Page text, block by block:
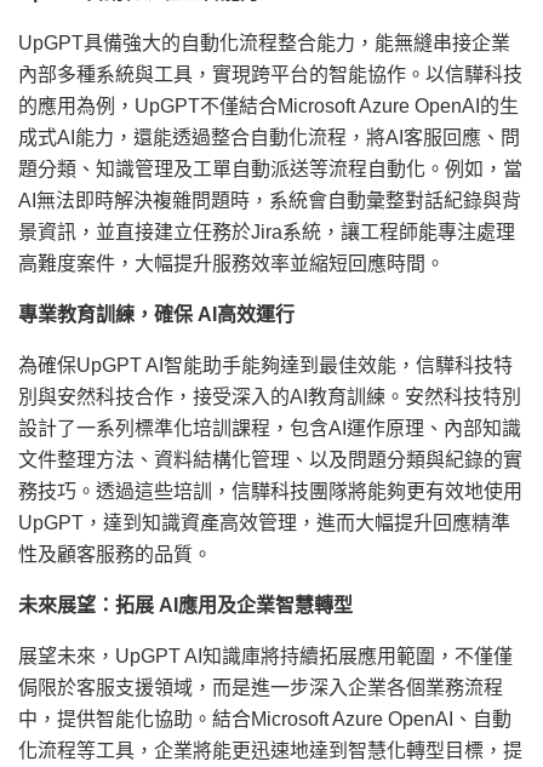
UpGPT具備強大的自動化流程整合能力，能無縫串接企業
內部多種系統與工具，實現跨平台的智能協作。以信驊科技
的應用為例，UpGPT不僅結合Microsoft Azure OpenAI的生
成式AI能力，還能透過整合自動化流程，將AI客服回應、問
題分類、知識管理及工單自動派送等流程自動化。例如，當
AI無法即時解決複雜問題時，系統會自動彙整對話紀錄與背
景資訊，並直接建立任務於Jira系統，讓工程師能專注處理
高難度案件，大幅提升服務效率並縮短回應時間。
專業教育訓練，確保 AI高效運行
為確保UpGPT AI智能助手能夠達到最佳效能，信驊科技特
別與安然科技合作，接受深入的AI教育訓練。安然科技特別
設計了一系列標準化培訓課程，包含AI運作原理、內部知識
文件整理方法、資料結構化管理、以及問題分類與紀錄的實
務技巧。透過這些培訓，信驊科技團隊將能夠更有效地使用
UpGPT，達到知識資產高效管理，進而大幅提升回應精準
性及顧客服務的品質。
未來展望：拓展 AI應用及企業智慧轉型
展望未來，UpGPT AI知識庫將持續拓展應用範圍，不僅僅
侷限於客服支援領域，而是進一步深入企業各個業務流程
中，提供智能化協助。結合Microsoft Azure OpenAI、自動
化流程等工具，企業將能更迅速地達到智慧化轉型目標，提